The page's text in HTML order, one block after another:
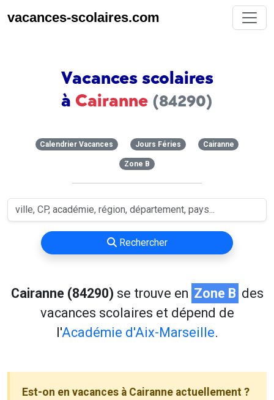
vacances-scolaires.com
Vacances scolaires
à Cairanne (84290)
Calendrier Vacances Jours Féries Cairanne
Zone B
Rechercher
Cairanne (84290) se trouve en Zone B des
vacances scolaires et dépend de
l'Académie d'Aix-Marseille.
Est-on en vacances à Cairanne actuellement ?